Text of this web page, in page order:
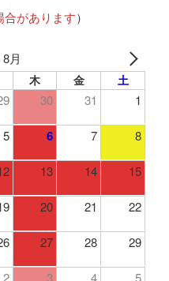
合があります）
月
木 金 土
30 31 1
5 6 7 8
13 14 15
20 21 22
27 28 29
2 3 4 5